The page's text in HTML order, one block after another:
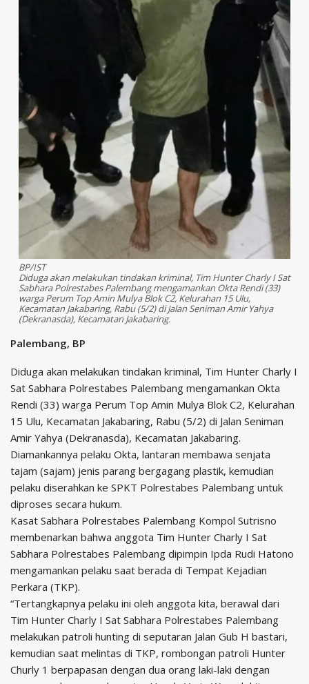
BP/IST
Diduga akan melakukan tindakan kriminal, Tim Hunter Charly I Sat
Sabhara Polrestabes Palembang mengamankan Okta Rendi (33)
warga Perum Top Amin Mulya Blok C2, Kelurahan 15 Ulu,
Kecamatan Jakabaring, Rabu (5/2) di Jalan Seniman Amir Yahya
(Dekranasda), Kecamatan Jakabaring.
Palembang, BP
Diduga akan melakukan tindakan kriminal, Tim Hunter Charly I
Sat Sabhara Polrestabes Palembang mengamankan Okta
Rendi (33) warga Perum Top Amin Mulya Blok C2, Kelurahan
15 Ulu, Kecamatan Jakabaring, Rabu (5/2) di Jalan Seniman
Amir Yahya (Dekranasda), Kecamatan Jakabaring.
Diamankannya pelaku Okta, lantaran membawa senjata
tajam (sajam) jenis parang bergagang plastik, kemudian
pelaku diserahkan ke SPKT Polrestabes Palembang untuk
diproses secara hukum.
Kasat Sabhara Polrestabes Palembang Kompol Sutrisno
membenarkan bahwa anggota Tim Hunter Charly I Sat
Sabhara Polrestabes Palembang dipimpin Ipda Rudi Hatono
mengamankan pelaku saat berada di Tempat Kejadian
Perkara (TKP).
“Tertangkapnya pelaku ini oleh anggota kita, berawal dari
Tim Hunter Charly I Sat Sabhara Polrestabes Palembang
melakukan patroli hunting di seputaran Jalan Gub H bastari,
kemudian saat melintas di TKP, rombongan patroli Hunter
Churly 1 berpapasan dengan dua orang laki-laki dengan